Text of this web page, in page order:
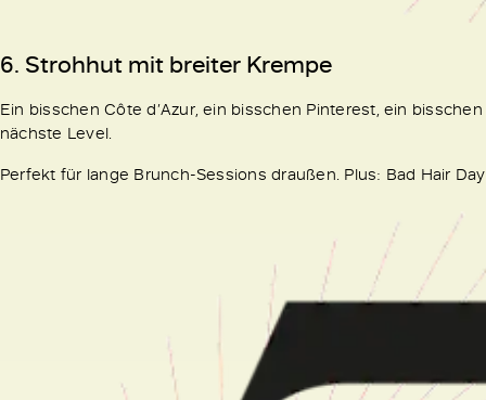
6. Strohhut mit breiter Krempe
Ein bisschen Côte d’Azur, ein bisschen Pinterest, ein
nächste Level.
Perfekt für lange Brunch-Sessions draußen. Plus: Bad Hair